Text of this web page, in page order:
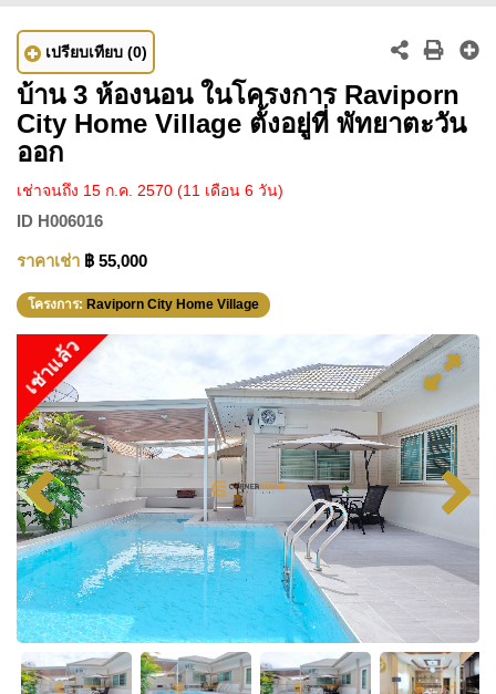
เปรียบเทียบ (0)
บ้าน 3 ห้องนอน ในโครงการ Raviporn
City Home Village ตั้งอยู่ที่ พัทยาตะวัน
ออก
เช่าจนถึง 15 ก.ค. 2570 (11 เดือน 6 วัน)
ID H006016
ราคาเช่า ฿ 55,000
โครงการ: Raviporn City Home Village
เช่าแล้ว